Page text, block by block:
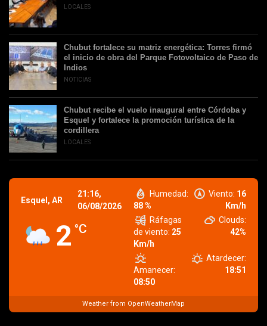
LOCALES
Chubut fortalece su matriz energética: Torres firmó
el inicio de obra del Parque Fotovoltaico de Paso de
Indios
NOTICIAS
Chubut recibe el vuelo inaugural entre Córdoba y
Esquel y fortalece la promoción turística de la
cordillera
LOCALES
Esquel, AR
21:16,
06/08/2026
2 °C
Humedad:
88 %
Viento: 16
Km/h
Ráfagas
de viento: 25
Km/h
Clouds:
42%
Amanecer:
08:50
Atardecer:
18:51
Weather from OpenWeatherMap